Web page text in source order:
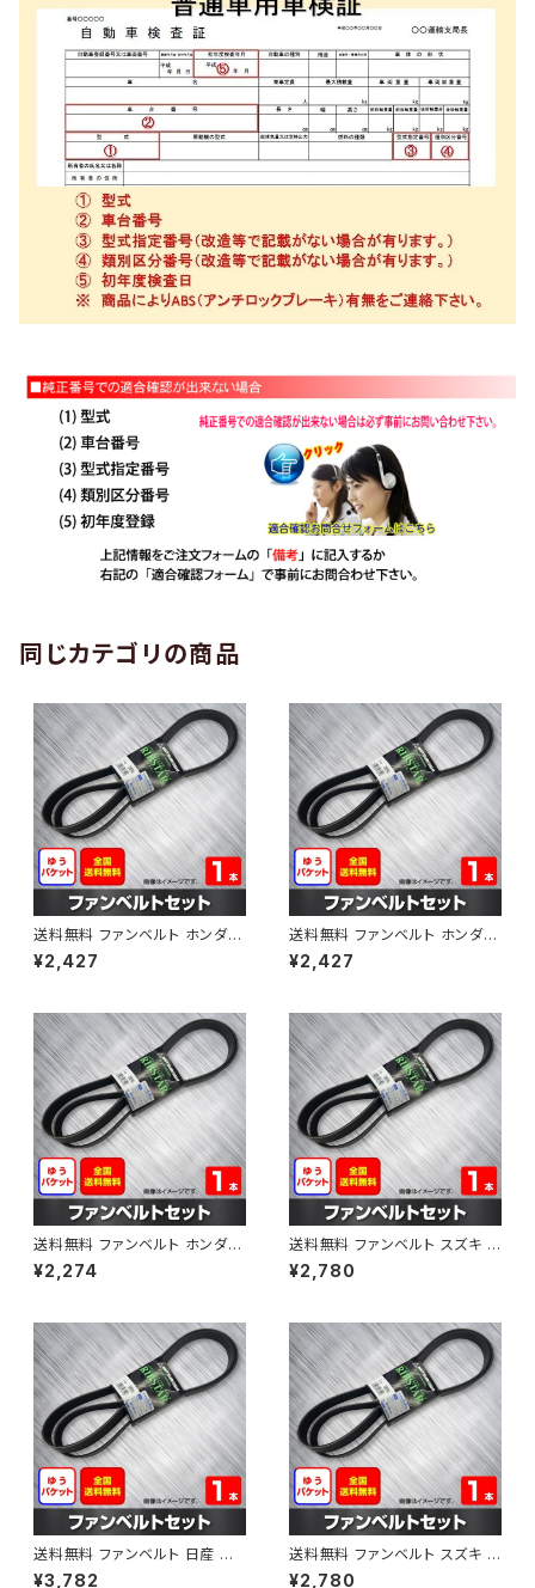
同じカテゴリの商品
送料無料 ファンベルト ホンダ
ゼスト 型式JE1 H18.03～H24.
11 （国内トップメーカー） 1本 H
¥2,427
送料無料 ファンベルト ホンダ ラ
イフ 型式JB6 H15.09～H20.1
1 （国内トップメーカー） 1本 HA
¥2,427
送料無料 ファンベルト ホンダ フ
ィット 型式GE6 H19.10～H25.
09 （国内トップメーカー） 1本 H
¥2,274
送料無料 ファンベルト スズキ ス
ペーシア 型式MK32S H25.03
～H30.02 （国内トップメーカ
¥2,780
送料無料 ファンベルト 日産 キ
ューブ 型式Z12 H20.11～H24.
¥3,782
送料無料 ファンベルト スズキ ワ
ゴンR 型式MH34S H24.09～
¥2,780